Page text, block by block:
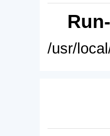
/usr/